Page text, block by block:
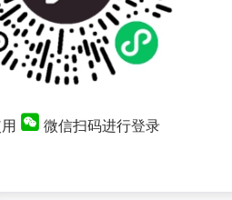
微信扫码进行登录